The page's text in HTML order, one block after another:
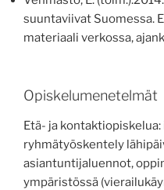
suuntaviivat Suomessa.
materiaali verkossa,
Opiskelumenetelmät
Etä- ja
ryhmätyöskentely
asiantuntijaluennot,
ympäristössä